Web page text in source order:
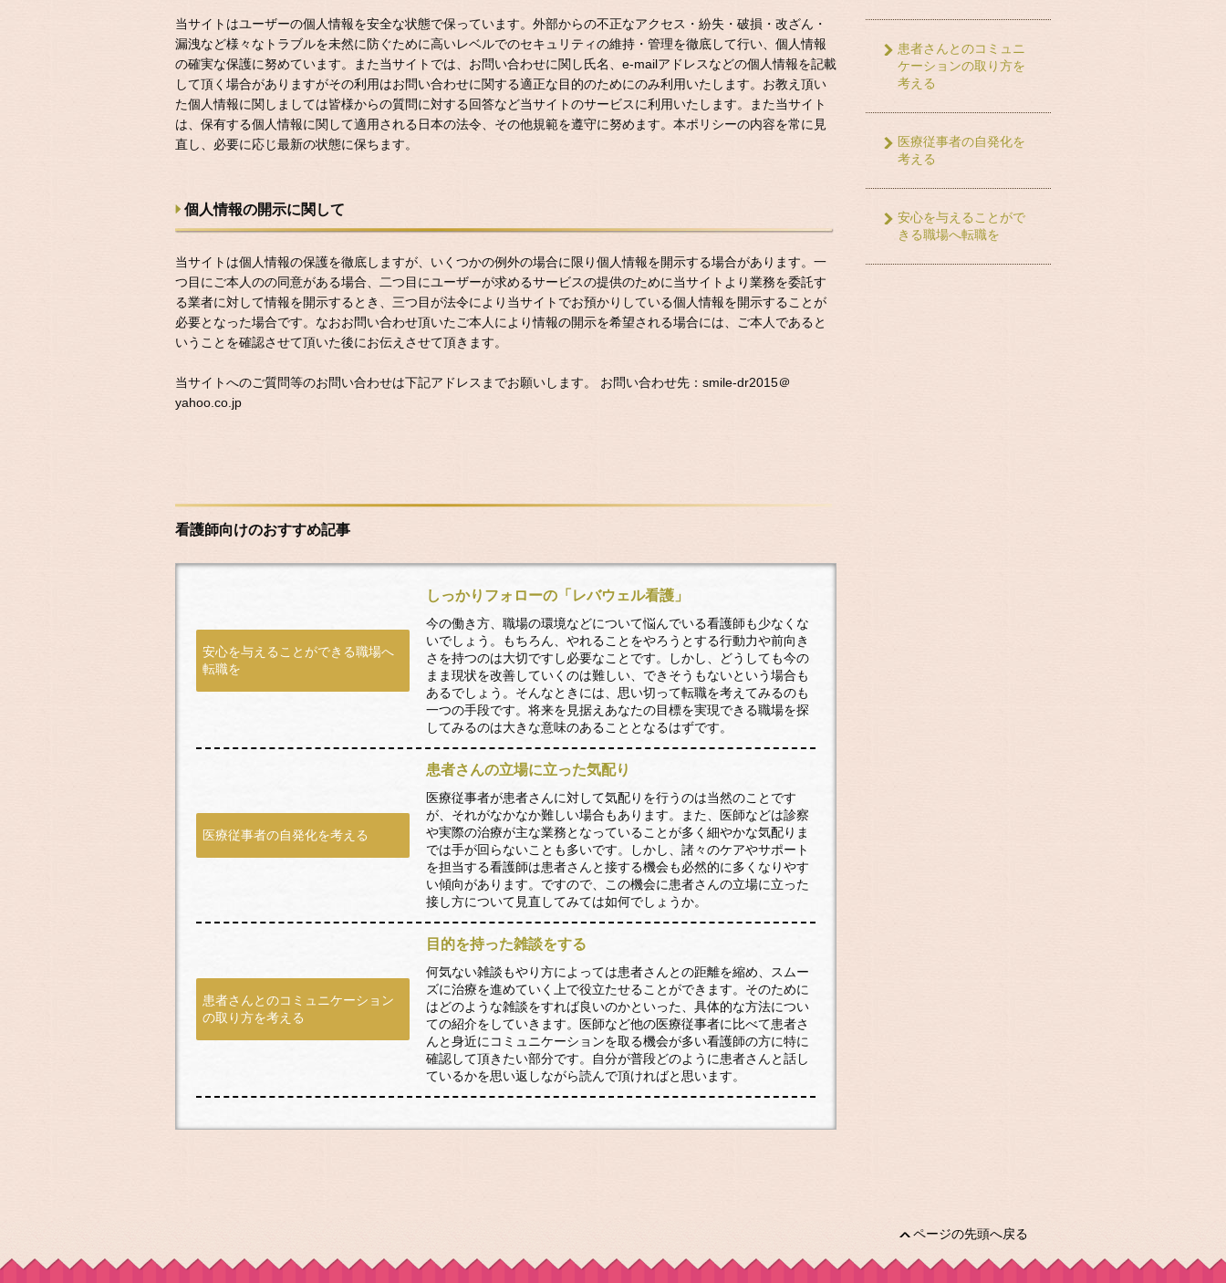
患者さんとのコミュニ
ケーションの取り方を
考える
医療従事者の自発化を
考える
安心を与えることがで
きる職場へ転職を
当サイトはユーザーの個人情報を安全な状態で保っています。外部からの不正なアクセス・紛失・破損・改ざん・
漏洩など様々なトラブルを未然に防ぐために高いレベルでのセキュリティの維持・管理を徹底して行い、個人情報
の確実な保護に努めています。また当サイトでは、お問い合わせに関し氏名、e-mailアドレスなどの個人情報を記載
して頂く場合がありますがその利用はお問い合わせに関する適正な目的のためにのみ利用いたします。お教え頂い
た個人情報に関しましては皆様からの質問に対する回答など当サイトのサービスに利用いたします。また当サイト
は、保有する個人情報に関して適用される日本の法令、その他規範を遵守に努めます。本ポリシーの内容を常に見
直し、必要に応じ最新の状態に保ちます。
個人情報の開示に関して
当サイトは個人情報の保護を徹底しますが、いくつかの例外の場合に限り個人情報を開示する場合があります。一
つ目にご本人のの同意がある場合、二つ目にユーザーが求めるサービスの提供のために当サイトより業務を委託す
る業者に対して情報を開示するとき、三つ目が法令により当サイトでお預かりしている個人情報を開示することが
必要となった場合です。なおお問い合わせ頂いたご本人により情報の開示を希望される場合には、ご本人であると
いうことを確認させて頂いた後にお伝えさせて頂きます。
当サイトへのご質問等のお問い合わせは下記アドレスまでお願いします。 お問い合わせ先：smile-dr2015＠
yahoo.co.jp
看護師向けのおすすめ記事
安心を与えることができる職場へ
転職を
しっかりフォローの「レバウェル看護」
今の働き方、職場の環境などについて悩んでいる看護師も少なくな
いでしょう。もちろん、やれることをやろうとする行動力や前向き
さを持つのは大切ですし必要なことです。しかし、どうしても今の
まま現状を改善していくのは難しい、できそうもないという場合も
あるでしょう。そんなときには、思い切って転職を考えてみるのも
一つの手段です。将来を見据えあなたの目標を実現できる職場を探
してみるのは大きな意味のあることとなるはずです。
医療従事者の自発化を考える
患者さんの立場に立った気配り
医療従事者が患者さんに対して気配りを行うのは当然のことです
が、それがなかなか難しい場合もあります。また、医師などは診察
や実際の治療が主な業務となっていることが多く細やかな気配りま
では手が回らないことも多いです。しかし、諸々のケアやサポート
を担当する看護師は患者さんと接する機会も必然的に多くなりやす
い傾向があります。ですので、この機会に患者さんの立場に立った
接し方について見直してみては如何でしょうか。
患者さんとのコミュニケーション
の取り方を考える
目的を持った雑談をする
何気ない雑談もやり方によっては患者さんとの距離を縮め、スムー
ズに治療を進めていく上で役立たせることができます。そのために
はどのような雑談をすれば良いのかといった、具体的な方法につい
ての紹介をしていきます。医師など他の医療従事者に比べて患者さ
んと身近にコミュニケーションを取る機会が多い看護師の方に特に
確認して頂きたい部分です。自分が普段どのように患者さんと話し
ているかを思い返しながら読んで頂ければと思います。
ページの先頭へ戻る